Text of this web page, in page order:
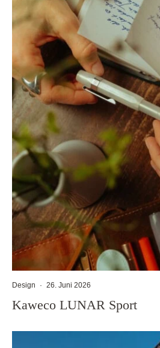
Design · 26. Juni 2026
Kaweco LUNAR Sport